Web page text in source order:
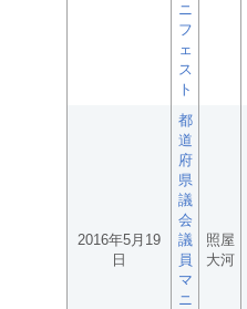
ニ
フ
ェ
ス
ト
2016年5月19
日
都
道
府
県
議
会
議
員
マ
ニ
照屋
大河